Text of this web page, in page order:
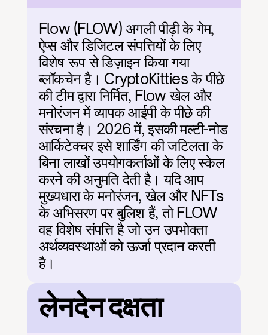
Flow (FLOW) अगली पीढ़ी के गेम,
ऐप्स और डिजिटल संपत्तियों के लिए
विशेष रूप से डिज़ाइन किया गया
ब्लॉकचेन है। CryptoKitties के पीछे
की टीम द्वारा निर्मित, Flow खेल और
मनोरंजन में व्यापक आईपी के पीछे की
संरचना है। 2026 में, इसकी मल्टी-नोड
आर्किटेक्चर इसे शार्डिंग की जटिलता के
बिना लाखों उपयोगकर्ताओं के लिए स्केल
करने की अनुमति देती है। यदि आप
मुख्यधारा के मनोरंजन, खेल और NFTs
के अभिसरण पर बुलिश हैं, तो FLOW
वह विशेष संपत्ति है जो उन उपभोक्ता
अर्थव्यवस्थाओं को ऊर्जा प्रदान करती
है।
लेनदेन दक्षता